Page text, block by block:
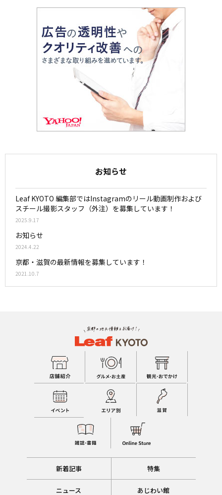
お知らせ
Leaf KYOTO 編集部ではInstagramのリール動画制作および
スチール撮影スタッフ（外注）を募集しています！
2025.9.17
お知らせ
2024.4.22
京都・滋賀の最新情報を募集しています！
2021.10.7
新着記事 特集
ニュース あじわい館